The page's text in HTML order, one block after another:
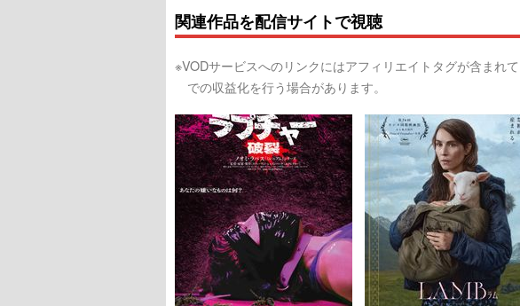
関連作品を配信サイトで視聴
※VODサービスへのリンクにはアフィリエイトタグが含まれ
での収益化を行う場合があります。